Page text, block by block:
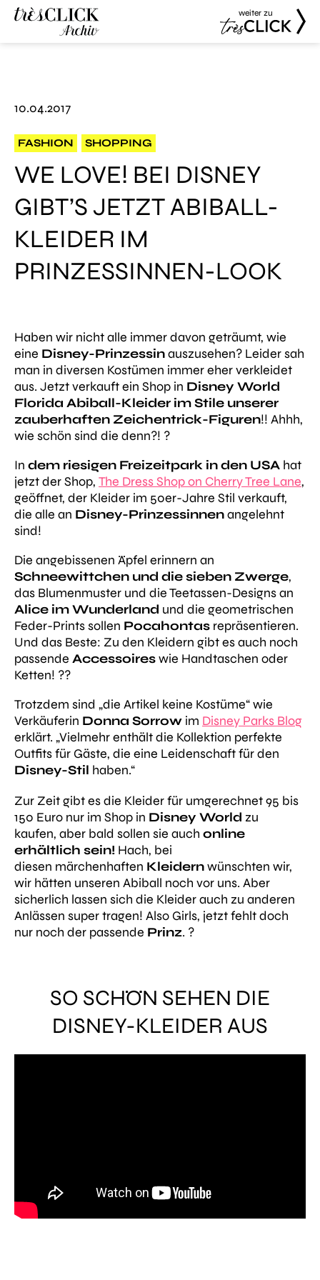
weiter zu
10.04.2017
FASHION SHOPPING
WE LOVE! BEI DISNEY
GIBT’S JETZT ABIBALL-
KLEIDER IM
PRINZESSINNEN-LOOK
Haben wir nicht alle immer davon geträumt, wie
eine Disney-Prinzessinauszusehen? Leider sah
man in diversen Kostümen immer eher verkleidet
aus. Jetzt verkauft ein Shop in Disney World
Florida Abiball-Kleider im Stile unserer
zauberhaften Zeichentrick-Figuren!! Ahhh,
wie schön sind die denn?! ?
In dem riesigen Freizeitpark in den USA hat
jetzt der Shop, The Dress Shop on Cherry Tree Lane,
geöffnet, der Kleider im 50er-Jahre Stil verkauft,
die alle an Disney-Prinzessinnenangelehnt
sind!
Die angebissenen Äpfel erinnern an
Schneewittchen und die sieben Zwerge,
das Blumenmuster und die Teetassen-Designs an
Alice im Wunderland und die geometrischen
Feder-Prints sollen Pocahontas repräsentieren.
Und das Beste: Zu den Kleidern gibt es auch noch
passende Accessoireswie Handtaschen oder
Ketten! ??
Trotzdem sind „die Artikel keine Kostüme“ wie
Verkäuferin Donna Sorrow im Disney Parks Blog
erklärt. „Vielmehr enthält die Kollektion perfekte
Outfits für Gäste, die eine Leidenschaft für den
Disney-Stil haben.“
Zur Zeit gibt es die Kleider für umgerechnet 95 bis
150 Euro nur im Shop in Disney World zu
kaufen, aber bald sollen sie auch online
erhältlich sein! Hach, bei
diesen märchenhaften Kleidernwünschten wir,
wir hätten unseren Abiball noch vor uns. Aber
sicherlich lassen sich die Kleider auch zu anderen
Anlässen super tragen! Also Girls, jetzt fehlt doch
nur noch der passende Prinz. ?
SO SCHÖN SEHEN DIE
DISNEY-KLEIDER AUS